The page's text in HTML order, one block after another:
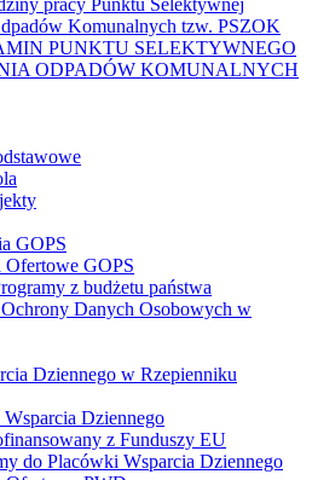
pracy Punktu Selektywnej
Komunalnych tzw. PSZOK
PUNKTU SELEKTYWNEGO
ODPADÓW KOMUNALNYCH
GOPS
Ofertowe GOPS
z budżetu państwa
Danych Osobowych w
Dziennego w Rzepienniku
Dziennego
z Funduszy EU
do Placówki Wsparcia Dziennego